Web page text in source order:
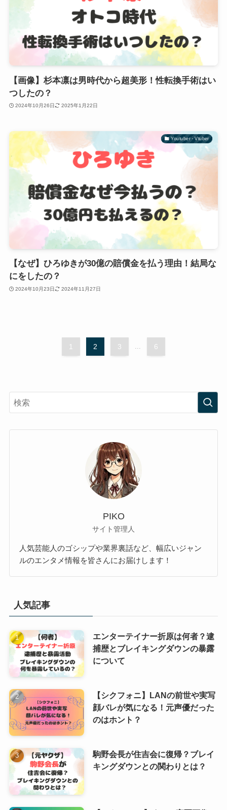
【画像】杉本凛は男時代から超美形！性転換手術はい
つしたの？
2024年10月26日 2025年1月22日
Youtuber・Vtuber
【なぜ】ひろゆきが30億の賠償金を払う理由！結局な
にをしたの？
2024年10月23日 2024年11月27日
1 2 3 ... 6
PIKO
サイト管理人
人気芸能人のゴシップや業界裏話など、幅広いジャン
ルのエンタメ情報を皆さんにお届けします！
人気記事
エンターテイナー折原は何者？逮
捕歴とブレイキングダウンの暴露
について
【シクフォニ】LANの前世や実写
顔バレが気になる！元声優だった
のはホント？
駒野会長が住吉会に復帰？ブレイ
キングダウンとの関わりとは？